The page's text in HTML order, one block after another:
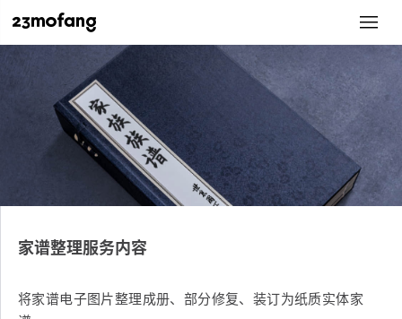
家谱整理服务内容
将家谱电子图片整理成册、部分修复、装订为纸质实体家